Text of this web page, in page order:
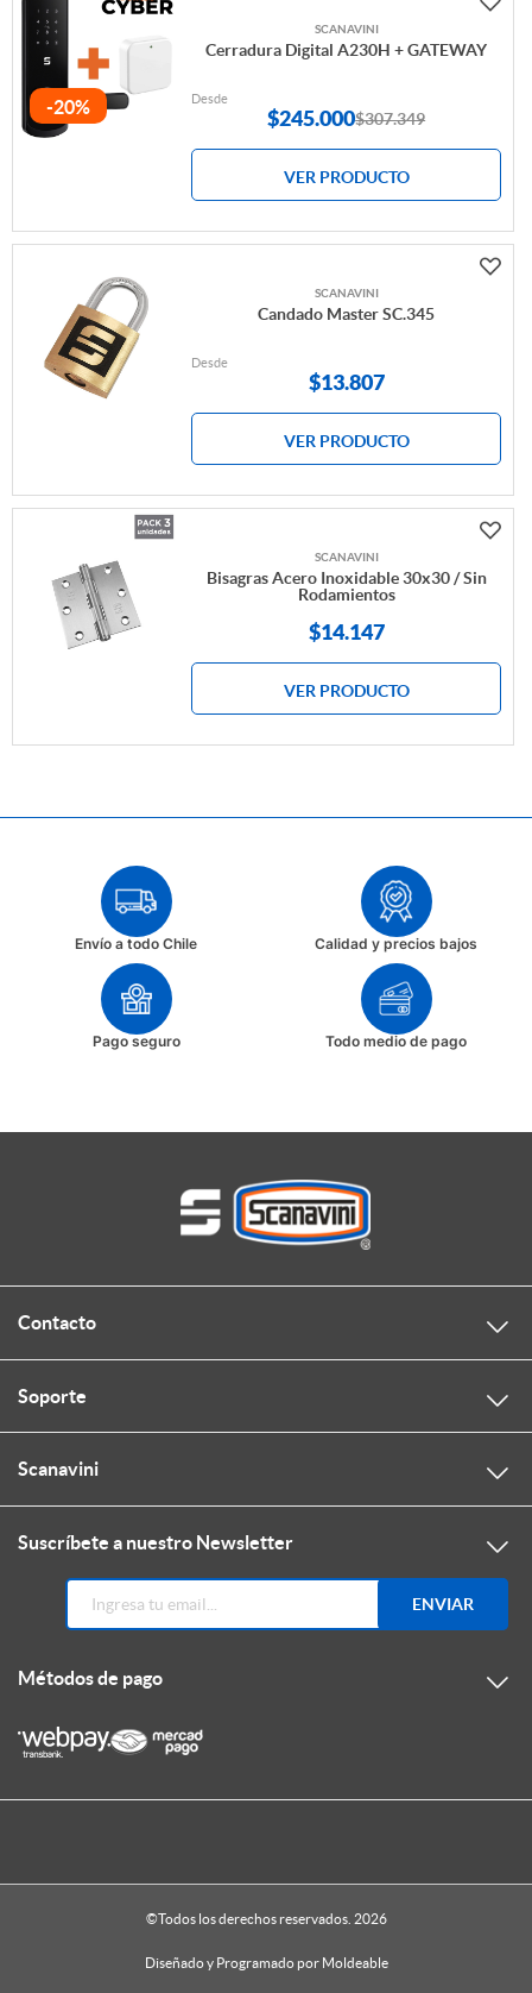
-20%
SCANAVINI
Cerradura Digital A230H + GATEWAY
Desde
$245.000$307.349
VER PRODUCTO
SCANAVINI
Candado Master SC.345
Desde
$13.807
VER PRODUCTO
SCANAVINI
Bisagras Acero Inoxidable 30x30 / Sin
Rodamientos
$14.147
VER PRODUCTO
Envío a todo Chile Calidad y precios bajos
Pago seguro Todo medio de pago
Contacto
Soporte
Scanavini
Suscríbete a nuestro Newsletter
ENVIAR
Métodos de pago
©Todos los derechos reservados. 2026
Diseñado y Programado por Moldeable